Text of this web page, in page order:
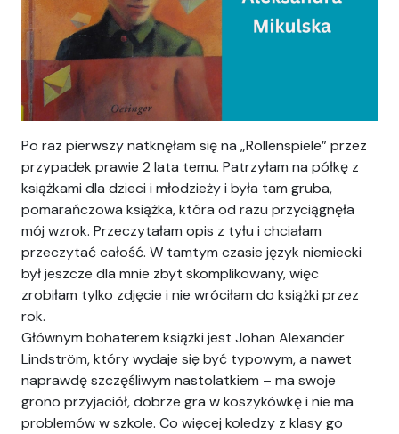
Po raz pierwszy natknęłam się na „Rollenspiele” przez
przypadek prawie 2 lata temu. Patrzyłam na półkę z
książkami dla dzieci i młodzieży i była tam gruba,
pomarańczowa książka, która od razu przyciągnęła
mój wzrok. Przeczytałam opis z tyłu i chciałam
przeczytać całość. W tamtym czasie język niemiecki
był jeszcze dla mnie zbyt skomplikowany, więc
zrobiłam tylko zdjęcie i nie wróciłam do książki przez
rok.
Głównym bohaterem książki jest Johan Alexander
Lindström, który wydaje się być typowym, a nawet
naprawdę szczęśliwym nastolatkiem – ma swoje
grono przyjaciół, dobrze gra w koszykówkę i nie ma
problemów w szkole. Co więcej koledzy z klasy go